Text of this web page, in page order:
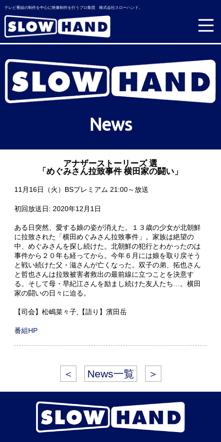
テレビ番組の制作を中心に映像制作を行うプロ集団 株式会社スローハンド。
News
アナザーストーリーズ 選
「めぐみさん拉致事件 横田家の闘い」
11月16日（火）BSプレミアム 21:00～放送
初回放送日: 2020年12月1日
ある日突然、愛する娘の姿が消えた。１３歳の少女が北朝鮮
に拉致された「横田めぐみさん拉致事件」。家族は絶望の
中、めぐみさんを探し続けた。北朝鮮の犯行とわかったのは
事件から２０年も経ってから。今年６月には娘を取り戻そう
と戦い続けた父・滋さんが亡くなった。双子の弟、拓也さん
と哲也さんは拉致被害者救出の最前線に立つことを決意す
る。そして母・早紀江さんを励まし続けた友人たち…。横田
家の闘いの日々に迫る。
【司会】松嶋菜々子,【語り】濱田岳
番組HP
＜ News一覧 ＞